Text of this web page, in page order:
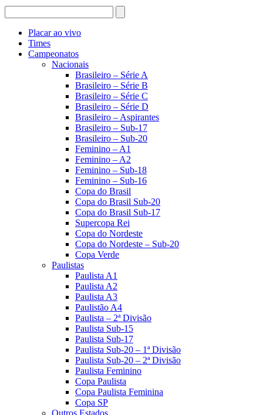
Placar ao vivo
Times
Campeonatos
Nacionais
Brasileiro – Série A
Brasileiro – Série B
Brasileiro – Série C
Brasileiro – Série D
Brasileiro – Aspirantes
Brasileiro – Sub-17
Brasileiro – Sub-20
Feminino – A1
Feminino – A2
Feminino – Sub-18
Feminino – Sub-16
Copa do Brasil
Copa do Brasil Sub-20
Copa do Brasil Sub-17
Supercopa Rei
Copa do Nordeste
Copa do Nordeste – Sub-20
Copa Verde
Paulistas
Paulista A1
Paulista A2
Paulista A3
Paulistão A4
Paulista – 2ª Divisão
Paulista Sub-15
Paulista Sub-17
Paulista Sub-20 – 1ª Divisão
Paulista Sub-20 – 2ª Divisão
Paulista Feminino
Copa Paulista
Copa Paulista Feminina
Copa SP
Outros Estados